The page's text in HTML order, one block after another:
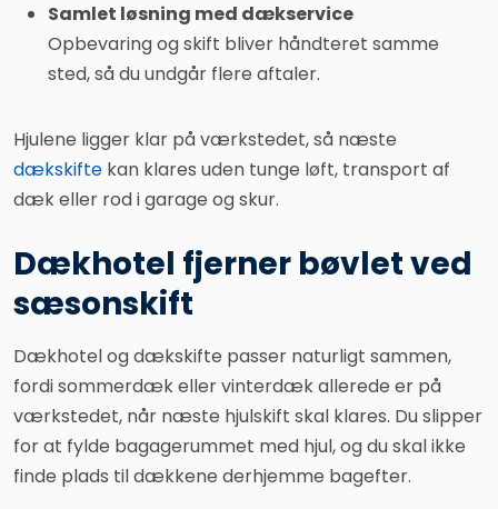
Samlet løsning med dækservice
Opbevaring og skift bliver håndteret samme
sted, så du undgår flere aftaler.
Hjulene ligger klar på værkstedet, så næste
dækskifte kan klares uden tunge løft, transport af
dæk eller rod i garage og skur.​
Dækhotel fjerner bøvlet ved
sæsonskift
Dækhotel og dækskifte passer naturligt sammen,
fordi sommerdæk eller vinterdæk allerede er på
værkstedet, når næste hjulskift skal klares. Du slipper
for at fylde bagagerummet med hjul, og du skal ikke
finde plads til dækkene derhjemme bagefter.